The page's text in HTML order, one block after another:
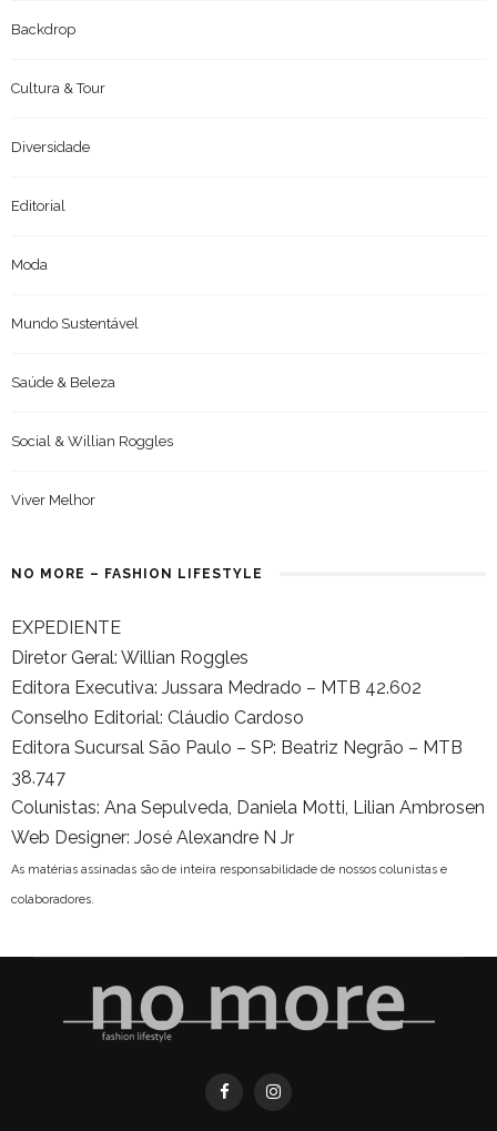
Backdrop
Cultura & Tour
Diversidade
Editorial
Moda
Mundo Sustentável
Saúde & Beleza
Social & Willian Roggles
Viver Melhor
NO MORE – FASHION LIFESTYLE
EXPEDIENTE
Diretor Geral: Willian Roggles
Editora Executiva: Jussara Medrado – MTB 42.602
Conselho Editorial: Cláudio Cardoso
Editora Sucursal São Paulo – SP: Beatriz Negrão – MTB
38.747
Colunistas: Ana Sepulveda, Daniela Motti, Lilian Ambrosen
Web Designer: José Alexandre N Jr
As matérias assinadas são de inteira responsabilidade de nossos colunistas e
colaboradores.